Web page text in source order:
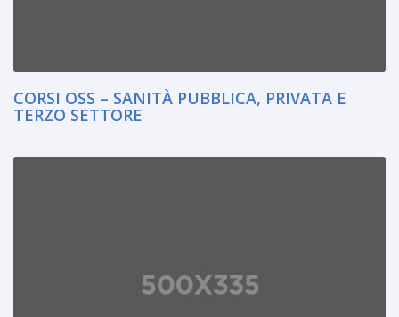
CORSI OSS – SANITÀ PUBBLICA, PRIVATA E
TERZO SETTORE